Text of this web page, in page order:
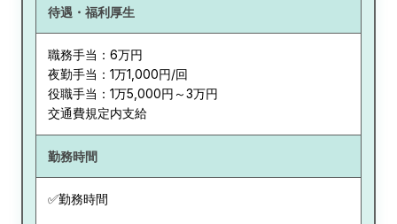
待遇・福利厚生
職務手当：6万円
夜勤手当：1万1,000円/回
役職手当：1万5,000円～3万円
交通費規定内支給
勤務時間
✅勤務時間